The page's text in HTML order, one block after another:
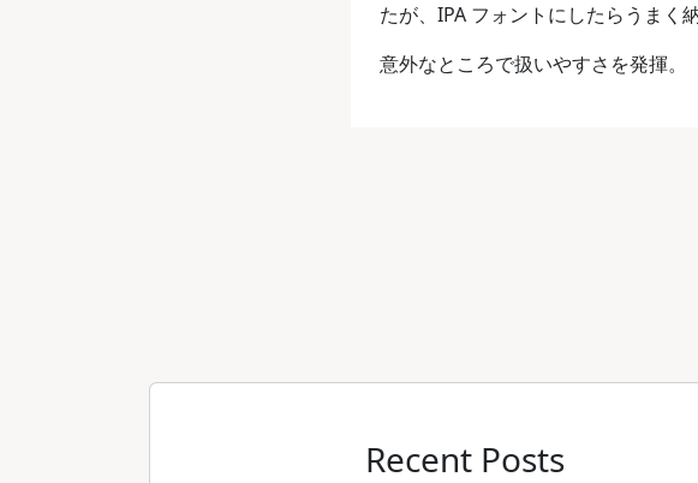
たが、IPA フォントにしたらうまく納
意外なところで扱いやすさを発揮。
Recent Posts